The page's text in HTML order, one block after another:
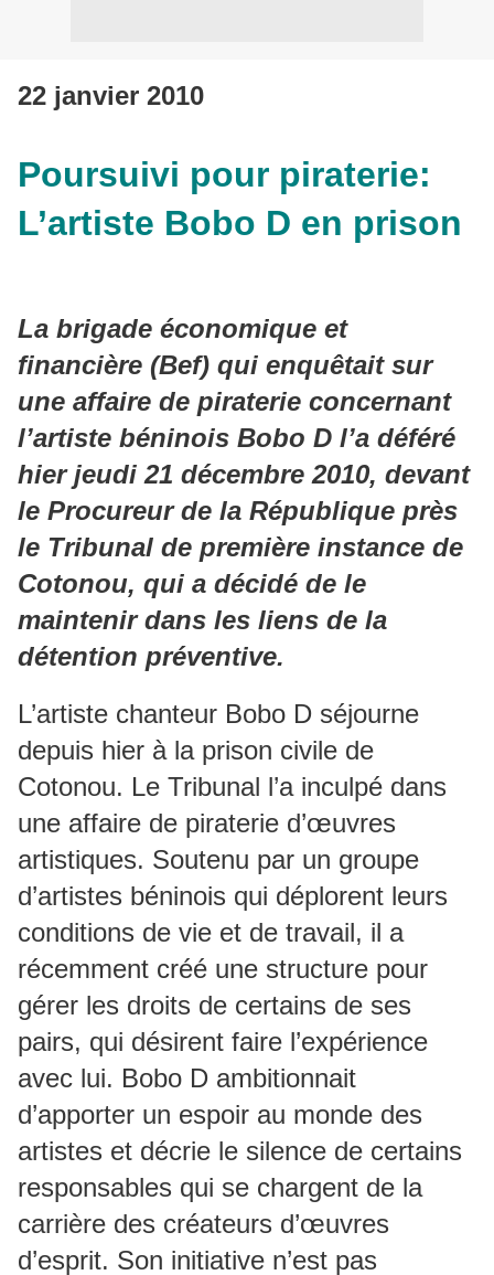
22 janvier 2010
Poursuivi pour piraterie:
L’artiste Bobo D en prison
La brigade économique et
financière (Bef) qui enquêtait sur
une affaire de piraterie concernant
l’artiste béninois Bobo D l’a déféré
hier jeudi 21 décembre 2010, devant
le Procureur de la République près
le Tribunal de première instance de
Cotonou, qui a décidé de le
maintenir dans les liens de la
détention préventive.
L’artiste chanteur Bobo D séjourne
depuis hier à la prison civile de
Cotonou. Le Tribunal l’a inculpé dans
une affaire de piraterie d’œuvres
artistiques. Soutenu par un groupe
d’artistes béninois qui déplorent leurs
conditions de vie et de travail, il a
récemment créé une structure pour
gérer les droits de certains de ses
pairs, qui désirent faire l’expérience
avec lui. Bobo D ambitionnait
d’apporter un espoir au monde des
artistes et décrie le silence de certains
responsables qui se chargent de la
carrière des créateurs d’œuvres
d’esprit. Son initiative n’est pas